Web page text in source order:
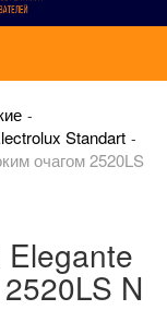
Standart
очагом 2520LS
Elegante
N